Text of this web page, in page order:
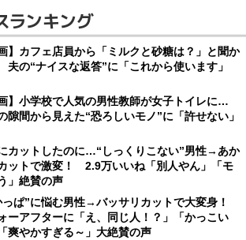
ランキング
画】カフェ店員から「ミルクと砂糖は？」と聞か
の“ナイスな返答”に「これから使います」
画】小学校で人気の男性教師が女子トイレに…
隙間から見えた“恐ろしいモノ”に「許せない」
カットしたのに…“しっくりこない”男性→あか
ットで激変！ 2.9万いいね「別人やん」「モ
」絶賛の声
っぱ”に悩む男性→バッサリカットで大変身！
ーアフターに「え、同じ人！？」「かっこい
爽やかすぎる～」大絶賛の声